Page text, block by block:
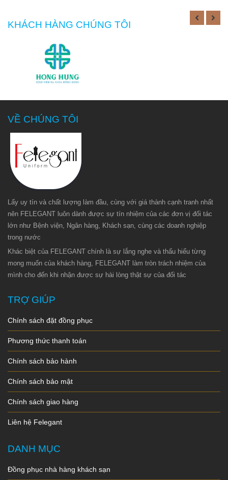
sau khi giao,
nếu lỗi sản
KHÁCH HÀNG CHÚNG TÔI
VỀ CHÚNG TÔI
Lấy uy tín và chất lượng làm đầu, cùng với giá thành cạnh tranh nhất
nên FELEGANT luôn dành được sự tín nhiệm của các đơn vị đối tác
lớn như Bệnh viện, Ngân hàng, Khách sạn, cùng các doanh nghiệp
trong nước
Khác biệt của FELEGANT chính là sự lắng nghe và thấu hiểu từng
mong muốn của khách hàng, FELEGANT làm tròn trách nhiệm của
mình cho đến khi nhận được sự hài lòng thật sự của đối tác
TRỢ GIÚP
Chính sách đặt đồng phục
Phương thức thanh toán
Chính sách bảo hành
Chính sách bảo mật
Chính sách giao hàng
Liên hệ Felegant
DANH MỤC
Đồng phục nhà hàng khách sạn